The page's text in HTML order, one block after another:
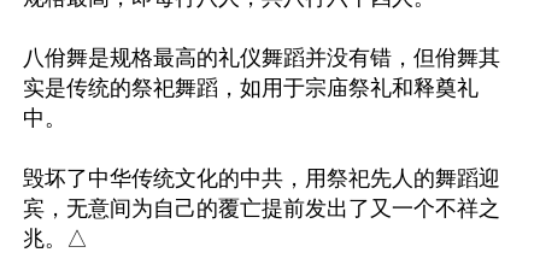
八佾舞是规格最高的礼仪舞蹈并没有错，但佾舞其
实是传统的祭祀舞蹈，如用于宗庙祭礼和释奠礼
中。
毁坏了中华传统文化的中共，用祭祀先人的舞蹈迎
宾，无意间为自己的覆亡提前发出了又一个不祥之
兆。△